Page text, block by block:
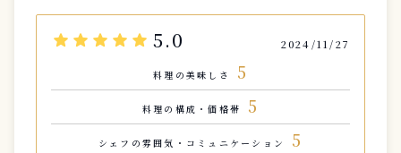
star star star star star 5.0 2024/11/27
料理の美味しさ 5
料理の構成・価格帯 5
シェフの雰囲気・コミュニケーション 5